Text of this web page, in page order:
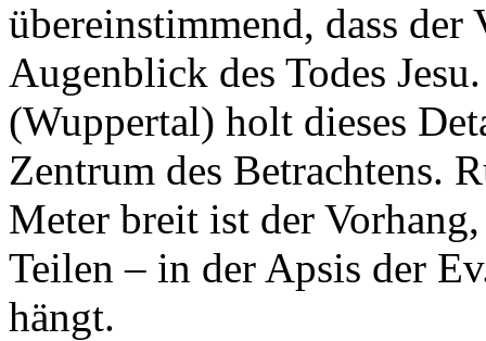
übereinstimmend, dass
Augenblick des Todes
(Wuppertal) holt dieses
Zentrum des Betrachtens.
Meter breit ist der
Teilen – in der Apsis der
hängt.